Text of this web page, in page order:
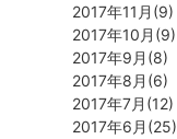
2017年11月(9)
2017年10月(9)
2017年9月(8)
2017年8月(6)
2017年7月(12)
2017年6月(25)